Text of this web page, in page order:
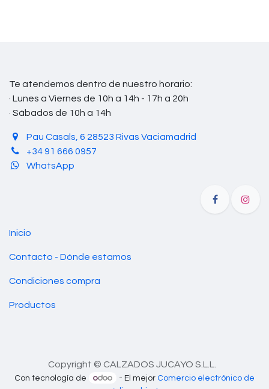
Te atendemos dentro de nuestro horario:
· Lunes a Viernes de 10h a 14h - 17h a 20h
· Sábados de 10h a 14h
Pau Casals, 6 28523 Rivas Vaciamadrid
+34 91 666 0957
WhatsApp
Inicio
Contacto - Dónde estamos
Condiciones compra
Productos
Copyright © CALZADOS JUCAYO S.L.L.
Con tecnología de - El mejor Comercio electrónico de